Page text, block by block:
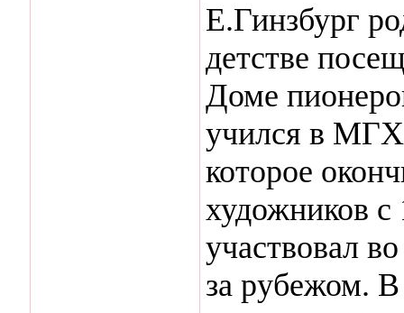
Е.Гинзбург
детстве
Доме
учился в
которое
художников с
участвовал
за рубежом.